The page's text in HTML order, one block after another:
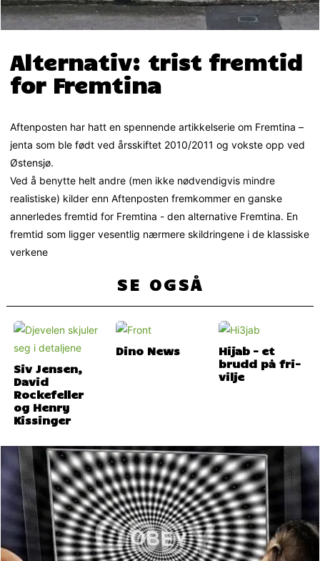
Alternativ: trist fremtid
for Fremtina
Aftenposten har hatt en spennende artikkelserie om Fremtina –
jenta som ble født ved årsskiftet 2010/2011 og vokste opp ved
Østensjø.
Ved å benytte helt andre (men ikke nødvendigvis mindre
realistiske) kilder enn Aftenposten fremkommer en ganske
annerledes fremtid for Fremtina - den alternative Fremtina. En
fremtid som ligger vesentlig nærmere skildringene i de klassiske
verkene
SE OGSÅ
Siv Jensen,
David
Rockefeller
og Henry
Kissinger
Dino News
Hijab – et
brudd på fri-
vilje